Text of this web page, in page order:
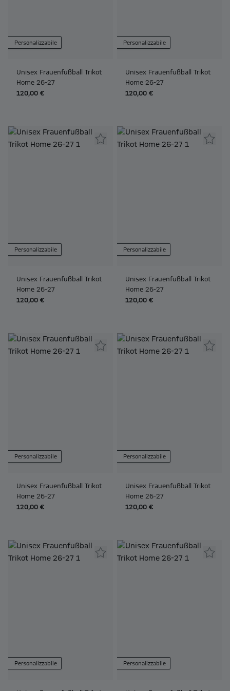
Personalizzabile
Unisex Frauenfußball Trikot
Home 26-27
120,00 €
Personalizzabile
Unisex Frauenfußball Trikot
Home 26-27
120,00 €
Personalizzabile
Unisex Frauenfußball Trikot
Home 26-27
120,00 €
Personalizzabile
Unisex Frauenfußball Trikot
Home 26-27
120,00 €
Personalizzabile
Unisex Frauenfußball Trikot
Home 26-27
120,00 €
Personalizzabile
Unisex Frauenfußball Trikot
Home 26-27
120,00 €
Personalizzabile Personalizzabile